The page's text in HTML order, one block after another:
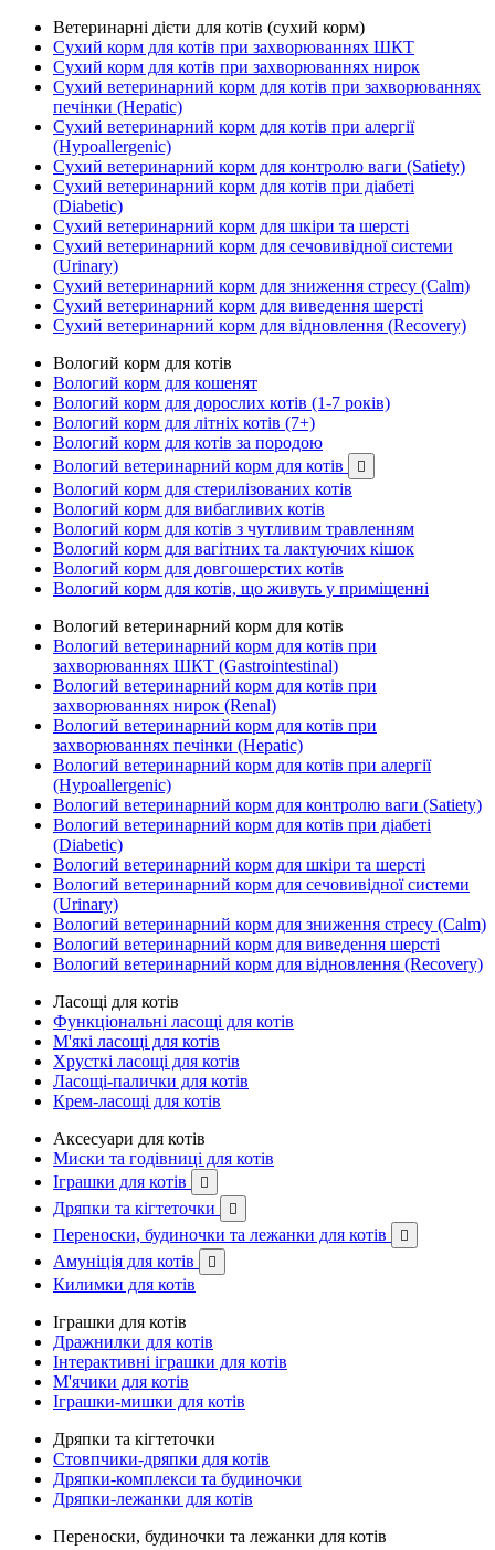
Ветеринарні дієти для котів (сухий корм)
Сухий корм для котів при захворюваннях ШКТ
Сухий корм для котів при захворюваннях нирок
Сухий ветеринарний корм для котів при захворюваннях
печінки (Hepatic)
Сухий ветеринарний корм для котів при алергії
(Hypoallergenic)
Сухий ветеринарний корм для контролю ваги (Satiety)
Сухий ветеринарний корм для котів при діабеті
(Diabetic)
Сухий ветеринарний корм для шкіри та шерсті
Сухий ветеринарний корм для сечовивідної системи
(Urinary)
Сухий ветеринарний корм для зниження стресу (Calm)
Сухий ветеринарний корм для виведення шерсті
Сухий ветеринарний корм для відновлення (Recovery)
Вологий корм для котів
Вологий корм для кошенят
Вологий корм для дорослих котів (1-7 років)
Вологий корм для літніх котів (7+)
Вологий корм для котів за породою
Вологий ветеринарний корм для котів

Вологий корм для стерилізованих котів
Вологий корм для вибагливих котів
Вологий корм для котів з чутливим травленням
Вологий корм для вагітних та лактуючих кішок
Вологий корм для довгошерстих котів
Вологий корм для котів, що живуть у приміщенні
Вологий ветеринарний корм для котів
Вологий ветеринарний корм для котів при
захворюваннях ШКТ (Gastrointestinal)
Вологий ветеринарний корм для котів при
захворюваннях нирок (Renal)
Вологий ветеринарний корм для котів при
захворюваннях печінки (Hepatic)
Вологий ветеринарний корм для котів при алергії
(Hypoallergenic)
Вологий ветеринарний корм для контролю ваги (Satiety)
Вологий ветеринарний корм для котів при діабеті
(Diabetic)
Вологий ветеринарний корм для шкіри та шерсті
Вологий ветеринарний корм для сечовивідної системи
(Urinary)
Вологий ветеринарний корм для зниження стресу (Calm)
Вологий ветеринарний корм для виведення шерсті
Вологий ветеринарний корм для відновлення (Recovery)
Ласощі для котів
Функціональні ласощі для котів
М'які ласощі для котів
Хрусткі ласощі для котів
Ласощі-палички для котів
Крем-ласощі для котів
Аксесуари для котів
Миски та годівниці для котів
Іграшки для котів

Дряпки та кігтеточки 
Переноски, будиночки та лежанки для котів 
Амуніція для котів 
Килимки для котів
Іграшки для котів
Дражнилки для котів
Інтерактивні іграшки для котів
М'ячики для котів
Іграшки-мишки для котів
Дряпки та кігтеточки
Стовпчики-дряпки для котів
Дряпки-комплекси та будиночки
Дряпки-лежанки для котів
Переноски, будиночки та лежанки для котів